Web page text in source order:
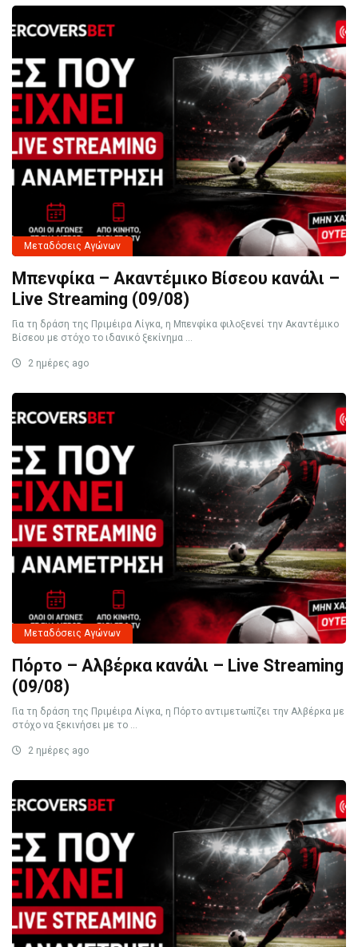
Μεταδόσεις Αγώνων
Μπενφίκα – Ακαντέμικο Βίσεου κανάλι –
Live Streaming (09/08)
Για τη δράση της Πριμέιρα Λίγκα, η Μπενφίκα φιλοξενεί την Ακαντέμικο
Βίσεου με στόχο το ιδανικό ξεκίνημα ...
2 ημέρες ago
Μεταδόσεις Αγώνων
Πόρτο – Αλβέρκα κανάλι – Live Streaming
(09/08)
Για τη δράση της Πριμέιρα Λίγκα, η Πόρτο αντιμετωπίζει την Αλβέρκα με
στόχο να ξεκινήσει με το ...
2 ημέρες ago